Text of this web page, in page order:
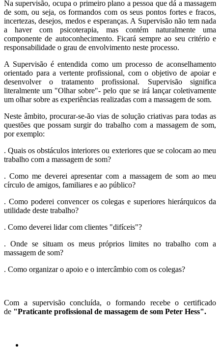
Na supervisão, ocupa o primeiro plano a pessoa que dá a massagem
de som, ou seja, os formandos com os seus pontos fortes e fracos,
incertezas, desejos, medos e esperanças. A Supervisão não tem nada
a haver com psicoterapia, mas contém naturalmente uma
componente de autoconhecimento. Ficará sempre ao seu critério e
responsabilidade o grau de envolvimento neste processo.
A Supervisão é entendida como um processo de aconselhamento
orientado para a vertente profissional, com o objetivo de apoiar e
desenvolver o tratamento profissional. Supervisão significa
literalmente um "Olhar sobre"- pelo que se irá lançar coletivamente
um olhar sobre as experiências realizadas com a massagem de som.
Neste âmbito, procurar-se-ão vias de solução criativas para todas as
questões que possam surgir do trabalho com a massagem de som,
por exemplo:
. Quais os obstáculos interiores ou exteriores que se colocam ao meu
trabalho com a massagem de som?
. Como me deverei apresentar com a massagem de som ao meu
círculo de amigos, familiares e ao público?
. Como poderei convencer os colegas e superiores hierárquicos da
utilidade deste trabalho?
. Como deverei lidar com clientes "difíceis"?
. Onde se situam os meus próprios limites no trabalho com a
massagem de som?
. Como organizar o apoio e o intercâmbio com os colegas?
Com a supervisão concluída, o formando recebe o certificado
de "Praticante profissional de massagem de som Peter Hess".